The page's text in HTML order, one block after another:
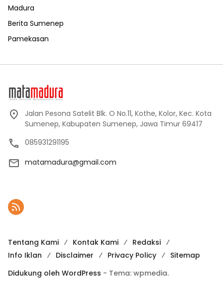
Madura
Berita Sumenep
Pamekasan
Jalan Pesona Satelit Blk. O No.11, Kothe, Kolor, Kec. Kota
Sumenep, Kabupaten Sumenep, Jawa Timur 69417
085931291195
matamadura@gmail.com
Tentang Kami Kontak Kami
Redaksi
Info Iklan
Disclaimer Privacy Policy
Sitemap
Didukung oleh WordPress - Tema: wpmedia.